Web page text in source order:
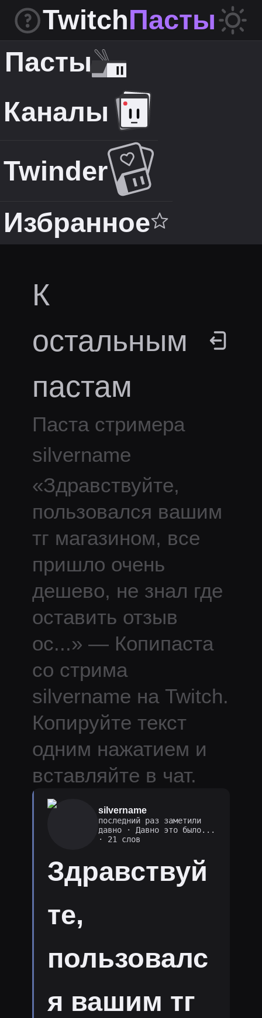
TwitchПасты
Пасты
Каналы
Twinder
Избранное
К
остальным
пастам
Паста стримера
silvername
«Здравствуйте,
пользовался вашим
тг магазином, все
пришло очень
дешево, не знал где
оставить отзыв
ос...» — Копипаста
со стрима
silvername на Twitch.
Копируйте текст
одним нажатием и
вставляйте в чат.
silvername
последний раз заметили
давно·
Давно это было...
· 21 слов
Здравствуй
те,
пользовалс
я вашим тг